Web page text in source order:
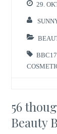
29.
BBC17
56
Beauty